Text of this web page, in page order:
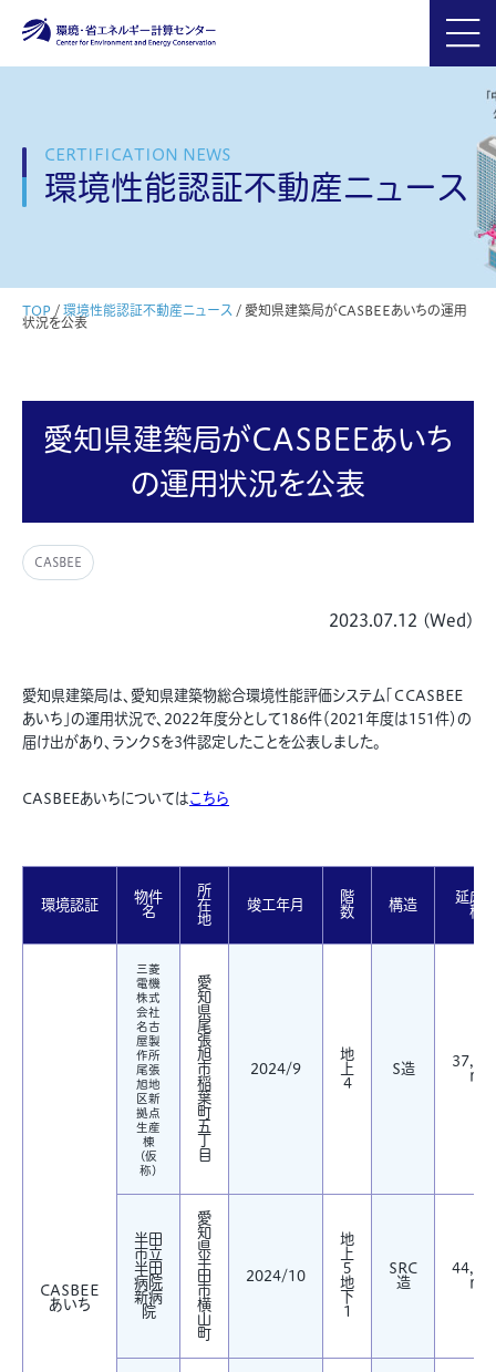
CERTIFICATION NEWS
環境性能認証不動産ニュース
TOP / 環境性能認証不動産ニュース / 愛知県建築局がCASBEEあいちの運用
状況を公表
愛知県建築局がCASBEEあいち
の運用状況を公表
CASBEE
2023.07.12 (Wed)
愛知県建築局は、愛知県建築物総合環境性能評価システム「ＣCASBEE
あいち」の運用状況で、2022年度分として186件（2021年度は151件）の
届け出があり、ランクSを3件認定したことを公表しました。
CASBEEあいちについてはこちら
環境認証 物件
名
所
在
地
竣工年月 階
数 構造 延床
積
CASBEE
あいち
三菱
電機
株式
会社
名古
屋製
作所
尾張
旭地
区新
拠点
生産
棟
(仮
称)
愛
知
県
尾
張
旭
市
稲
葉
町
五
丁
目
2024/9
地
上
4
S造 ㎡
半田
市立
半田
病院
新病
院
愛
知
県
半
田
市
横
山
町
2024/10
地
上
５
地
下
1
SRC
造 ㎡